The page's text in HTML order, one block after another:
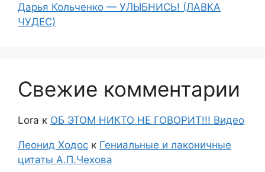
Дарья Кольченко — УЛЫБНИСЬ! (ЛАВКА
ЧУДЕС)
Свежие комментарии
Lora к ОБ ЭТОМ НИКТО НЕ ГОВОРИТ!!! Видео
Леонид Ходос к Гениальные и лаконичные
цитаты А.П.Чехова